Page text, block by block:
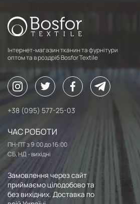
Інтернет-магазин тканин та фурнітури
оптом та в роздріб Bosfor Textile
+38 (095) 577-25-03
ЧАС РОБОТИ
ПН-ПТ з 9:00 до 16:00
СБ, НД - вихідні
Замовлення через сайт
приймаємо цілодобово та
без вихідних. Доставка по